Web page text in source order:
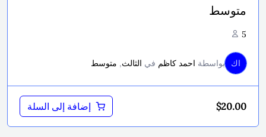
متوسط
5
اك بواسطة احمد كاظم في الثالث, متوسط
$20.00 إضافة إلى السلة